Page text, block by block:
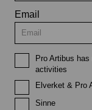
Email
Pro Artibus
activities
Elverket & Pro
Sinne